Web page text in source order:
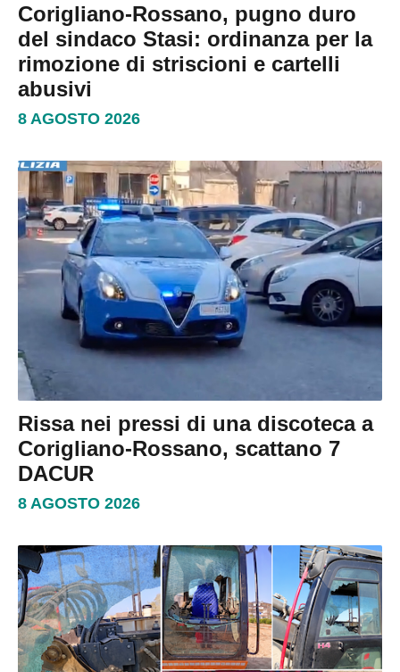
Corigliano-Rossano, pugno duro
del sindaco Stasi: ordinanza per la
rimozione di striscioni e cartelli
abusivi
8 AGOSTO 2026
Rissa nei pressi di una discoteca a
Corigliano-Rossano, scattano 7
DACUR
8 AGOSTO 2026